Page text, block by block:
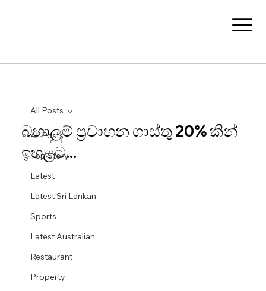
All Posts
Top Story
Latest
Latest Sri Lankan
Sports
Latest Australian
Restaurant
Property
All Posts
බහාලුම් ප්‍රවාහන ගාස්තු 20% කින්
ඉහළට...